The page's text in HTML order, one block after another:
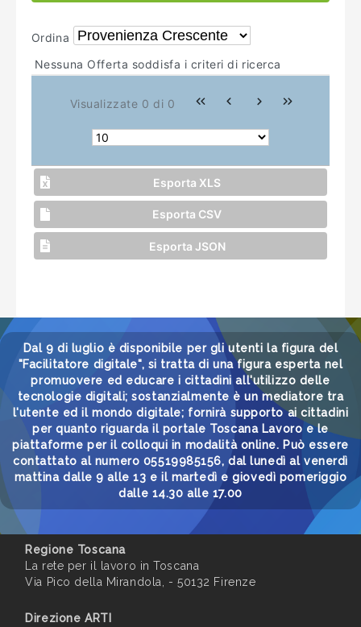
Ordina
Nessuna Offerta soddisfa i criteri di ricerca
Visualizzate 0 di 0
Esporta XLS
Esporta CSV
Esporta JSON
Dal 9 di luglio è disponibile per gli utenti la figura del
"Facilitatore digitale", si tratta di una figura esperta nel
promuovere ed educare i cittadini all'utilizzo delle
tecnologie digitali; sostanzialmente è un mediatore tra
l'utente ed il mondo digitale; fornirà supporto ai cittadini
per quanto riguarda il portale Toscana Lavoro e le
piattaforme per il colloqui in modalità online. Può essere
contattato al numero 05519985156, dal lunedì al venerdì
mattina dalle 9 alle 13 e il martedì e giovedì pomeriggio
dalle 14.30 alle 17.00
Regione Toscana
La rete per il lavoro in Toscana
Via Pico della Mirandola, - 50132 Firenze
Direzione ARTI